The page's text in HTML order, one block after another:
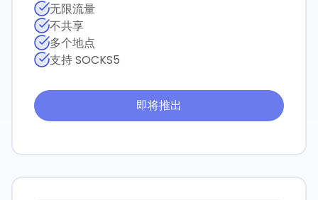
无限流量
不共享
多个地点
支持 SOCKS5
即将推出